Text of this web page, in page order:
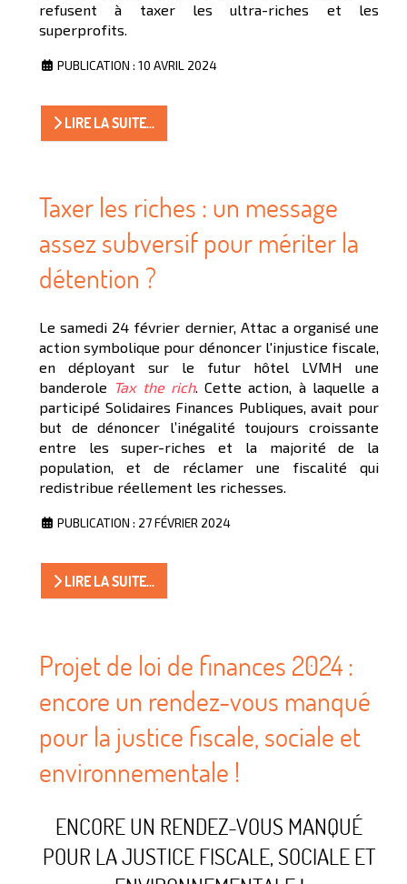
refusent à taxer les ultra-riches et les
superprofits.
PUBLICATION : 10 AVRIL 2024
LIRE LA SUITE...
Taxer les riches : un message
assez subversif pour mériter la
détention ?
Le samedi 24 février dernier, Attac a organisé une
action symbolique pour dénoncer l'injustice fiscale,
en déployant sur le futur hôtel LVMH une
banderole Tax the rich. Cette action, à laquelle a
participé Solidaires Finances Publiques, avait pour
but de dénoncer l’inégalité toujours croissante
entre les super-riches et la majorité de la
population, et de réclamer une fiscalité qui
redistribue réellement les richesses.
PUBLICATION : 27 FÉVRIER 2024
LIRE LA SUITE...
Projet de loi de finances 2024 :
encore un rendez-vous manqué
pour la justice fiscale, sociale et
environnementale !
ENCORE UN RENDEZ-VOUS MANQUÉ
POUR LA JUSTICE FISCALE, SOCIALE ET